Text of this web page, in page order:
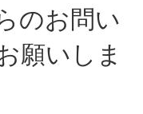
のお問い
願いしま